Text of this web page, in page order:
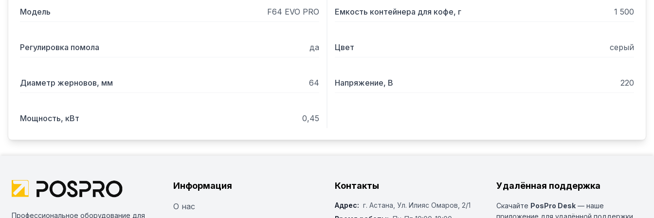
восхитительного результата!
Модель F64 EVO PRO Емкость контейнера для кофе, г 1 500
Регулировка помола да Цвет серый
Диаметр жерновов, мм 64 Напряжение, В 220
Мощность, кВт 0,45
Профессиональное оборудование для
Информация
О нас
Контакты
Адрес: г. Астана, ​Ул. Илияс Омаров, 2/1
Удалённая поддержка
Скачайте PosPro Desk — наше
приложение для удалённой поддержки.